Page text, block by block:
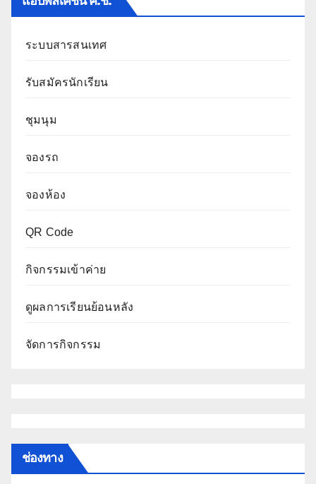
ระบบสารสนเทศ
รับสมัครนักเรียน
ชุมนุม
จองรถ
จองห้อง
QR Code
กิจกรรมเข้าค่าย
ดูผลการเรียนย้อนหลัง
จัดการกิจกรรม
ช่องทาง